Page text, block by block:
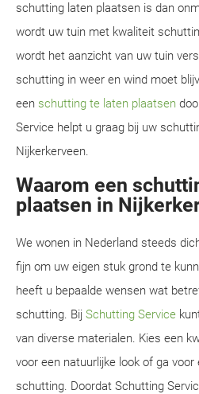
schutting laten plaatsen is dan
wordt uw tuin met kwaliteit
wordt het aanzicht van uw tuin
schutting in weer en wind moet
een schutting te laten plaatsen
Service helpt u graag bij uw
Nijkerkerveen.
Waarom een
plaatsen in
We wonen in Nederland steeds
fijn om uw eigen stuk grond te
heeft u bepaalde wensen wat
schutting. Bij Schutting Service
van diverse materialen. Kies een
voor een natuurlijke look of ga
schutting. Doordat Schutting